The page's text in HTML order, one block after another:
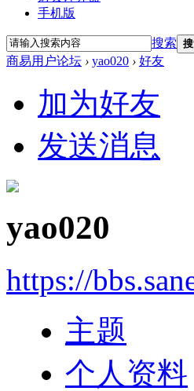
手机版
搜索
商易用户论坛 › yao020 › 好友
加为好友
发送消息
yao020
https://
主题
个人资料